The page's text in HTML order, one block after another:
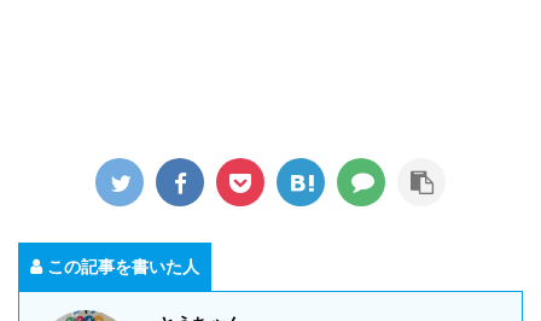
この記事を書いた人